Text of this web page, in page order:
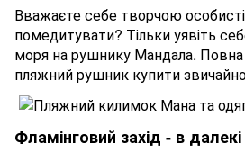
Вважаєте себе творчою
помедитувати? Тільки уявіть
моря на рушнику Мандала. Повна
пляжний рушник купити
Фламінговий захід - в далекі